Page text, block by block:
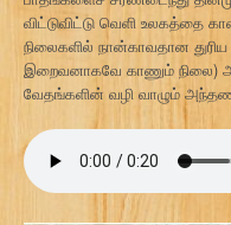
விட்டுவிட்டு வெளி உலகத்தை
நிலைகளில் நான்காவதான
இறைவனாகவே காணும் நிலை)
வேதங்களின் வழி வாழும்